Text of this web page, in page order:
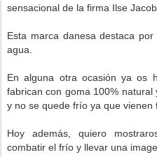
sensacional de la firma Ilse
Esta marca danesa destaca
agua.
En alguna otra ocasión ya os
fabrican con goma 100%
y no se quede frío ya que vienen
Hoy además, quiero
combatir el frío y llevar una